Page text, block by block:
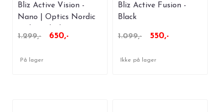
Bliz Active Vision -
Nano | Optics Nordic
1.299,-
650,-
På lager
Bliz Active Fusion -
Black
1.099,- 550,-
Ikke på lager